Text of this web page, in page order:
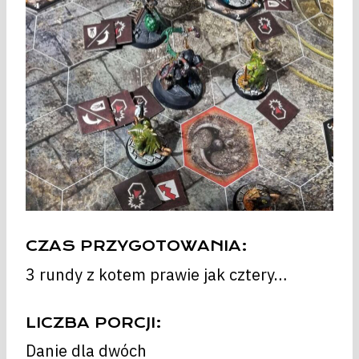
CZAS PRZYGOTOWANIA:
3 rundy z kotem prawie jak cztery…
LICZBA PORCJI:
Danie dla dwóch